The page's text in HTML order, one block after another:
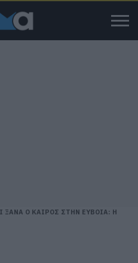
ΞΑΝΑ Ο ΚΑΙΡΟΣ ΣΤΗΝ ΕΥΒΟΙΑ: Η